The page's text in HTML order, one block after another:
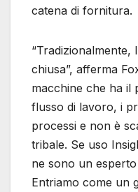
catena di fornitura.
“Tradizionalmente,
chiusa”, afferma
macchine che ha
flusso di lavoro, i
processi e non è
tribale. Se uso
ne sono un
Entriamo come un